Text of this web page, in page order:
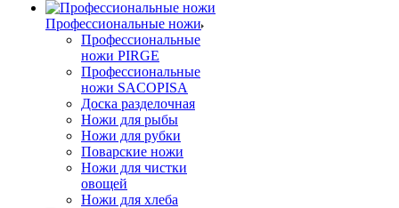
Профессиональные ножи
Профессиональные
ножи PIRGE
Профессиональные
ножи SACOPISA
Доска разделочная
Ножи для рыбы
Ножи для рубки
Поварские ножи
Ножи для чистки
овощей
Ножи для хлеба